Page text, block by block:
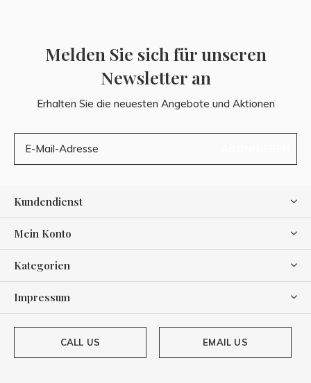
Melden Sie sich für unseren
Newsletter an
Erhalten Sie die neuesten Angebote und Aktionen
Kundendienst
Mein Konto
Kategorien
Impressum
CALL US EMAIL US